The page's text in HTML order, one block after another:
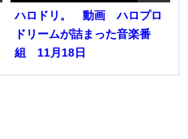
ハロドリ。 動画 ハロプロ
ドリームが詰まった音楽番
組 11月18日